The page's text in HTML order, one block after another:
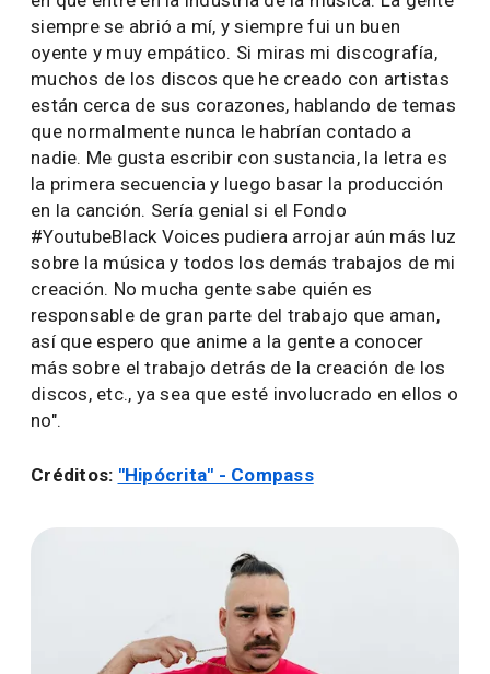
siempre se abrió a mí, y siempre fui un buen
oyente y muy empático. Si miras mi discografía,
muchos de los discos que he creado con artistas
están cerca de sus corazones, hablando de temas
que normalmente nunca le habrían contado a
nadie. Me gusta escribir con sustancia, la letra es
la primera secuencia y luego basar la producción
en la canción. Sería genial si el Fondo
#YoutubeBlack Voices pudiera arrojar aún más luz
sobre la música y todos los demás trabajos de mi
creación. No mucha gente sabe quién es
responsable de gran parte del trabajo que aman,
así que espero que anime a la gente a conocer
más sobre el trabajo detrás de la creación de los
discos, etc., ya sea que esté involucrado en ellos o
no".
Créditos: "Hipócrita" - Compass